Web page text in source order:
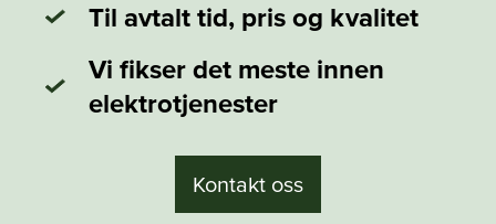
Til avtalt tid, pris og kvalitet
Vi fikser det meste innen
elektrotjenester
Kontakt oss